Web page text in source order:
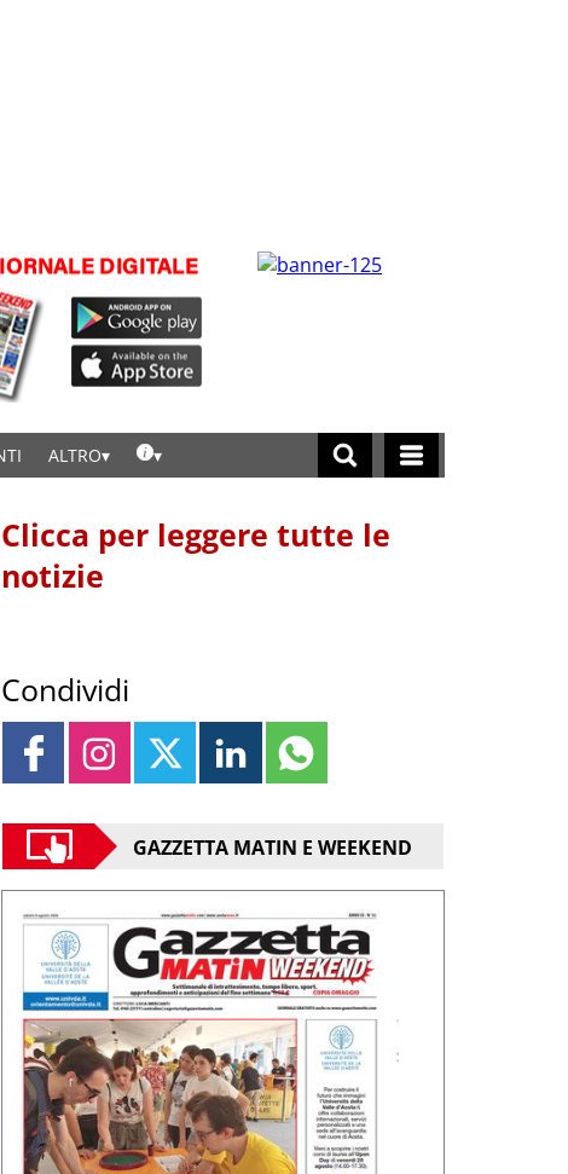
ALTRO
Clicca per leggere tutte le
notizie
Condividi
GAZZETTA MATIN E WEEKEND